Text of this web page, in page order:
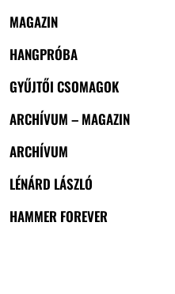
MAGAZIN
HANGPRÓBA
GYŰJTŐI CSOMAGOK
ARCHÍVUM – MAGAZIN
ARCHÍVUM
LÉNÁRD LÁSZLÓ
HAMMER FOREVER